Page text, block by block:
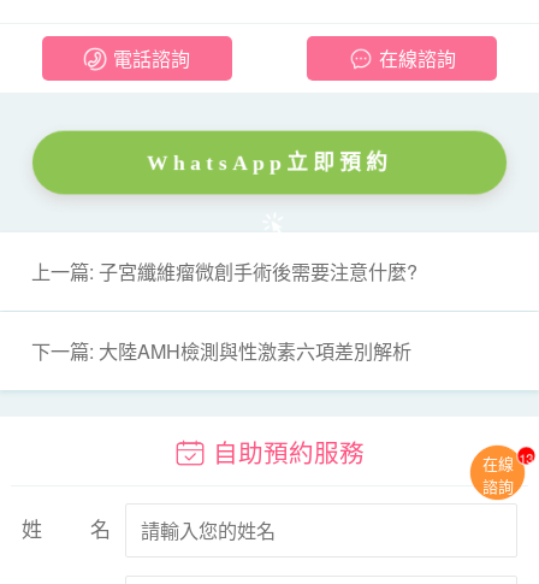
電話諮詢 在線諮詢
WhatsApp立即預約
上一篇: 子宮纖維瘤微創手術後需要注意什麼?
下一篇: 大陸AMH檢測與性激素六項差別解析
自助預約服務
姓名
在線
諮詢
13